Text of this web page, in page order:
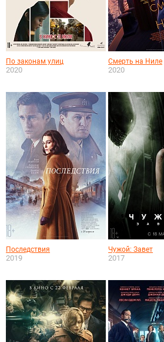
По законам улиц
2020
Смерть на Ниле
2020
Последствия
2019
Чужой: Завет
2017